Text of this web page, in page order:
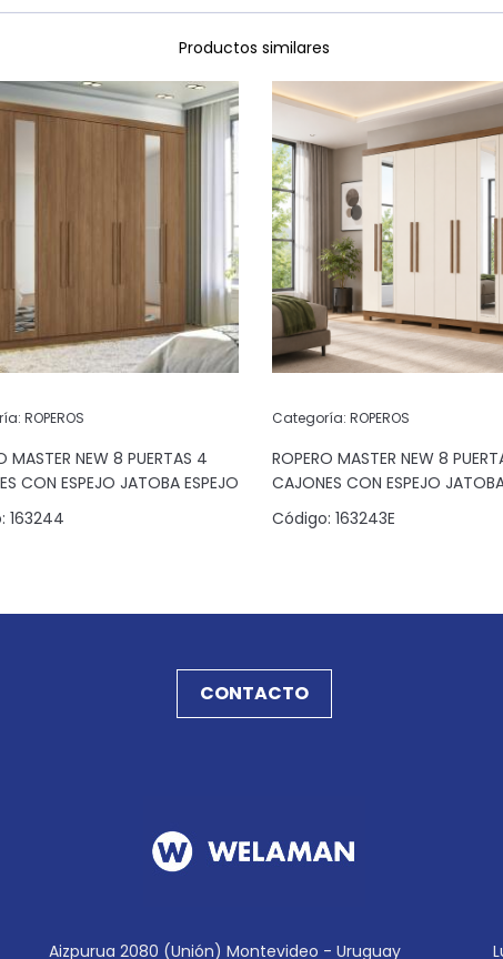
Productos similares
ROPEROS
MASTER NEW 8 PUERTAS 4
CON ESPEJO JATOBA ESPEJO
163244
Categoría: ROPEROS
ROPERO MASTER NEW 8
CAJONES CON ESPEJO
(4B)
Código: 163243E
CONTACTO
Aizpurua 2080 (Unión) Montevideo - Uruguay